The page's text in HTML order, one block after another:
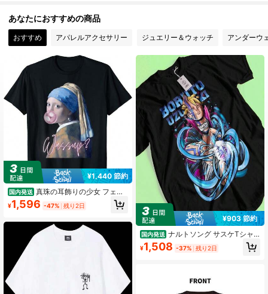
3.79 66 フォロワー
3.79 66 フォロワー
3.79 66 フォロワー
3.79 66 フォロワー
3.79 66 フォロワー
あなたにおすすめの商品
おすすめ アパレルアクセサリー ジュエリー＆ウォッチ アンダーウ
¥1,440 節約
国内発送 真珠の耳飾りの少女 フェル
メール 面白い オルタード アート Wa
ssup Tシャツ
¥1,596 -47% 残り2日
¥903 節約
国内発送 ナルトソング サスケTシャ
ツ、うちはイタチTシャツ、マダラシ
スイTシャツ、ユニセックスTシャツ
¥1,508 -37% 残り2日